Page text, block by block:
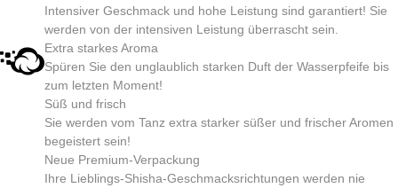
Intensiver Geschmack und hohe Leistung sind garantiert! Sie
werden von der intensiven Leistung überrascht sein.
Extra starkes Aroma
Spüren Sie den unglaublich starken Duft der Wasserpfeife bis
zum letzten Moment!
Süß und frisch
Sie werden vom Tanz extra starker süßer und frischer Aromen
begeistert sein!
Neue Premium-Verpackung
Ihre Lieblings-Shisha-Geschmacksrichtungen werden nie